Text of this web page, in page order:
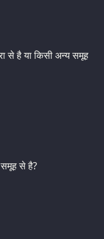
से है या किसी अन्य समूह
से है?